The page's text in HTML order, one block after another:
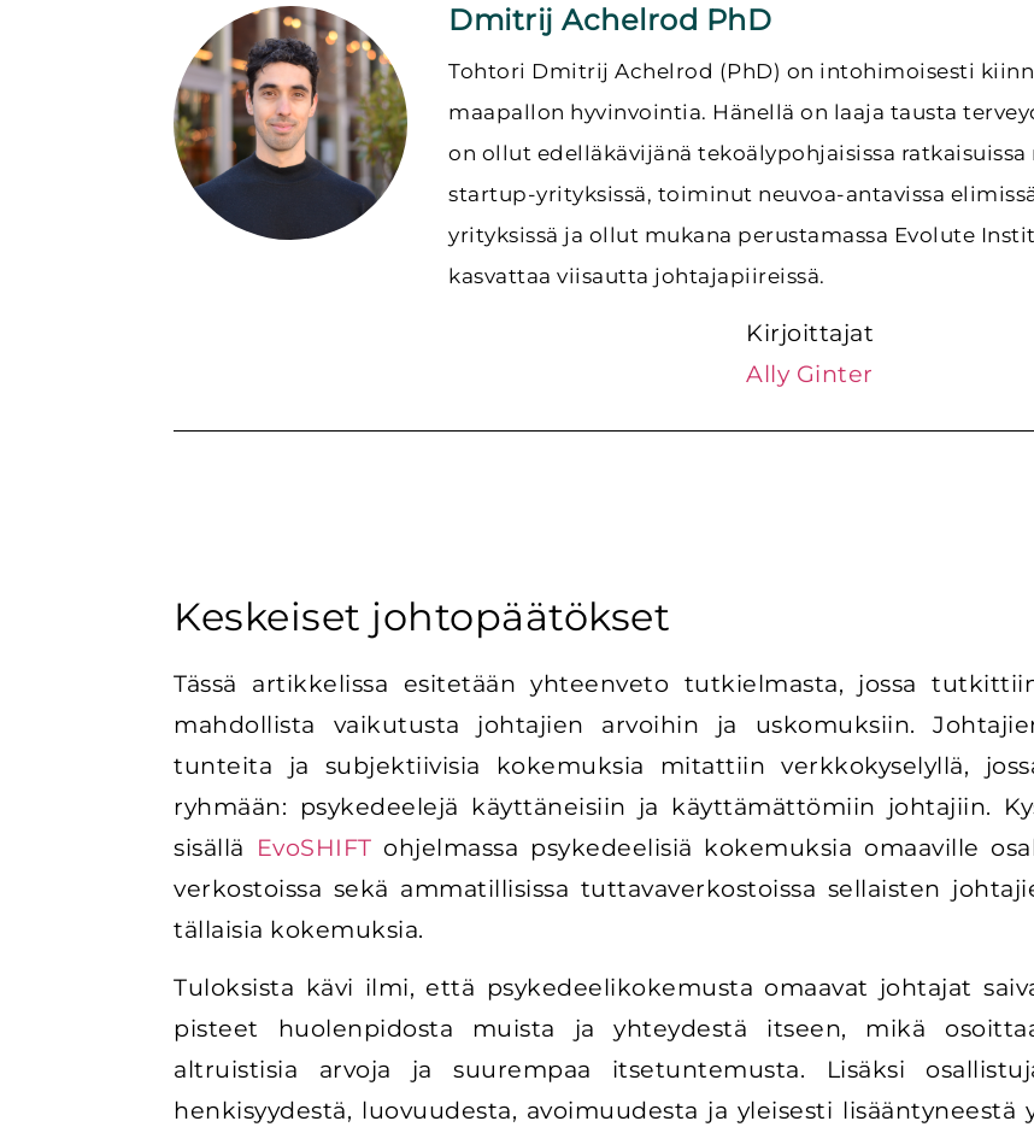
Dmitrij Achelrod PhD
Tohtori Dmitrij Achelrod (PhD) on intohimoisesti
maapallon hyvinvointia. Hänellä on laaja tausta
on ollut edelläkävijänä tekoälypohjaisissa
startup-yrityksissä, toiminut neuvoa-antavissa
yrityksissä ja ollut mukana perustamassa Evolute
kasvattaa viisautta johtajapiireissä.
Kirjoittajat
Ally Ginter
Keskeiset johtopäätökset
Tässä artikkelissa esitetään yhteenveto tutkielmasta, jossa
mahdollista vaikutusta johtajien arvoihin ja uskomuksiin.
tunteita ja subjektiivisia kokemuksia mitattiin verkkokyselyllä,
ryhmään: psykedeelejä käyttäneisiin ja käyttämättömiin johtajiin.
sisällä EvoSHIFT ohjelmassa psykedeelisiä kokemuksia omaaville
verkostoissa sekä ammatillisissa tuttavaverkostoissa sellaisten
tällaisia kokemuksia.
Tuloksista kävi ilmi, että psykedeelikokemusta omaavat johtajat
pisteet huolenpidosta muista ja yhteydestä itseen, mikä
altruistisia arvoja ja suurempaa itsetuntemusta. Lisäksi
henkisyydestä, luovuudesta, avoimuudesta ja yleisesti